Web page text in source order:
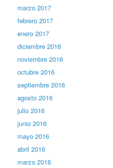
marzo 2017
febrero 2017
enero 2017
diciembre 2016
noviembre 2016
octubre 2016
septiembre 2016
agosto 2016
julio 2016
junio 2016
mayo 2016
abril 2016
marzo 2016